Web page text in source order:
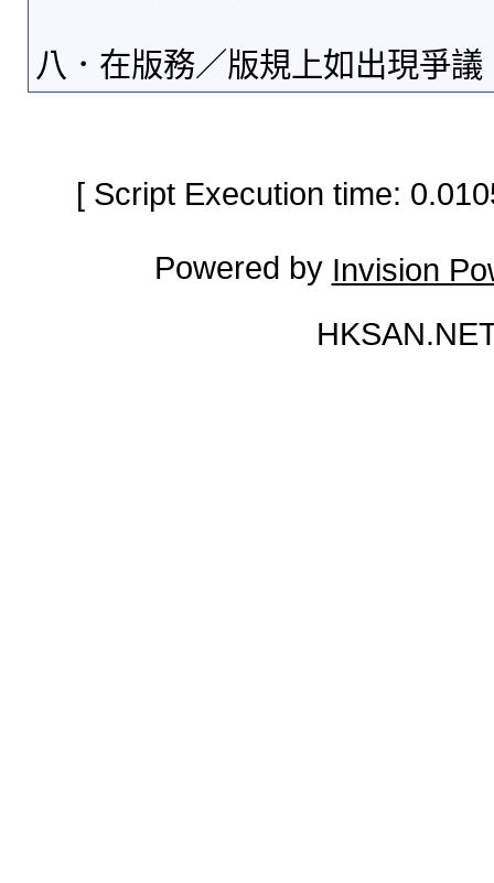
八．在版務／版規上如出現爭
[ Script Execution time:
Powered by Invision